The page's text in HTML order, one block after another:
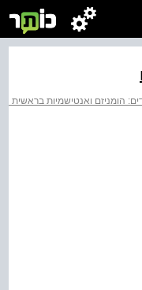
הומניזם ואנטישמיות